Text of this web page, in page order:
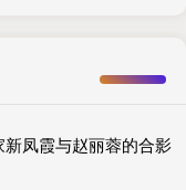
凤霞与赵丽蓉的合影